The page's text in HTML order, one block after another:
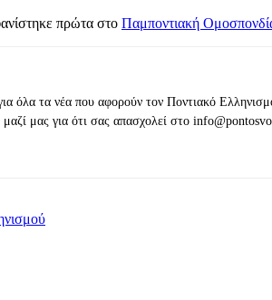
πρώτα στο Παμποντιακή
όλα τα νέα που αφορούν τον Ποντιακό
μας για ότι σας απασχολεί στο